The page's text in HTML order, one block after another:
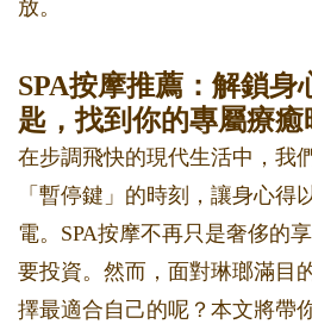
放。
SPA按摩推薦：解鎖身
匙，找到你的專屬療癒
在步調飛快的現代生活中，我
「暫停鍵」的時刻，讓身心得
電。SPA按摩不再只是奢侈的
要投資。然而，面對琳瑯滿目
擇最適合自己的呢？本文將帶